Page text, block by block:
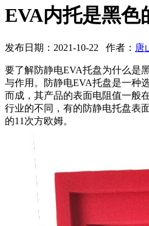
EVA内托是黑色
发布日期：2021-10-22 作者： 唐
要了解防静电EVA托盘为什么是
与作用。防静电EVA托盘是一种
而成，其产品的表面电阻值一般
行业的不同，有的防静电托盘表
的11次方欧姆。